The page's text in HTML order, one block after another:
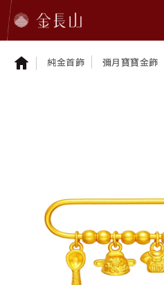
鉑金首飾
黃金贈禮
純金首飾 彌月寶寶金飾